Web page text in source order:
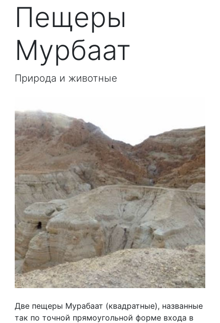
Пещеры
Мурбаат
Природа и животные
Две пещеры Мурабаат (квадратные), названные
так по точной прямоугольной форме входа в